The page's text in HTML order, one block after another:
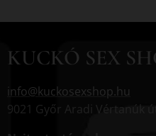
KUCKÓ SEX
info@kuckosexshop.hu
9021 Győr Aradi Vértanúk